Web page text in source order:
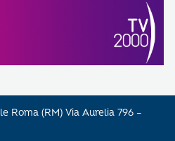
Roma (RM) Via Aurelia 796 –